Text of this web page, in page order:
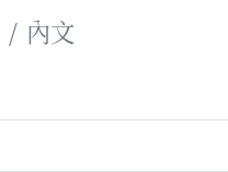
內文